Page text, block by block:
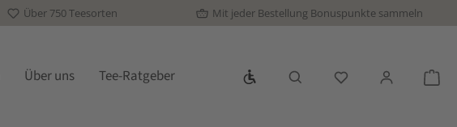
Über 750 Teesorten Mit jeder Bestellung Bonuspunkte sammeln
Über uns Tee-Ratgeber Werkzeugleiste anzeigen
Du hast 0